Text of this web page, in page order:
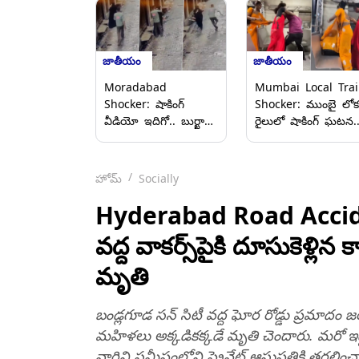
జాతీయం
Moradabad
Shocker: షాకింగ్
వీడియో ఇదిగో.. బుర్ఖా
పట్టుకుని ముద్దు
పెట్టుకునేందుకు
ప్రయత్నించిన
కామాంధుడు, నిందితుడు
అరెస్ట్..
జాతీయం
Mumbai Local
Shocker: ముంబై
రైలులో షాకింగ్ ఘటన..
హోమ్ Socially
Hyderabad Road
వద్ద వాకర్స్‌పైకి దూసుకెళ్లిన
మృతి
బండ్లగూడ సన్ సిటీ వద్ద ఘోర రోడ్డు ప్రమాదం
మహిళలు అక్కడికక్కడే మృతి చెందారు. మరో